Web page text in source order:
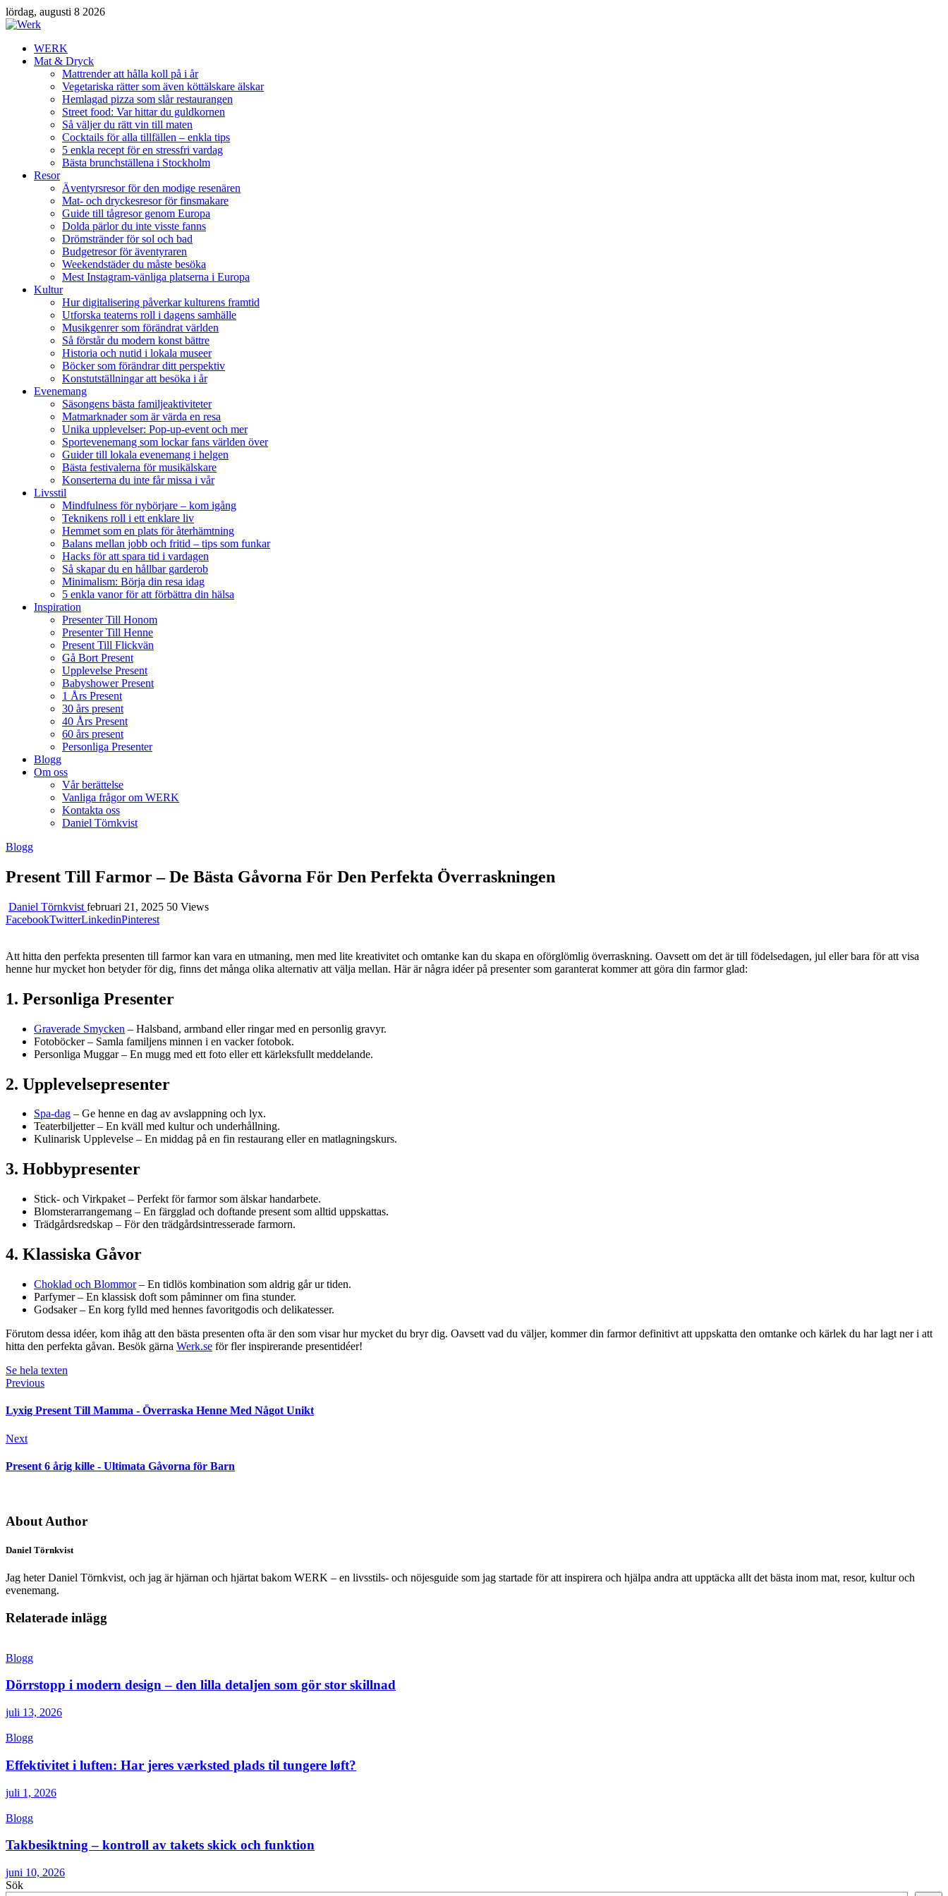
lördag, augusti 8 2026
WERK
Mat & Dryck
Mattrender att hålla koll på i år
Vegetariska rätter som även köttälskare älskar
Hemlagad pizza som slår restaurangen
Street food: Var hittar du guldkornen
Så väljer du rätt vin till maten
Cocktails för alla tillfällen – enkla tips
5 enkla recept för en stressfri vardag
Bästa brunchställena i Stockholm
Resor
Äventyrsresor för den modige resenären
Mat- och dryckesresor för finsmakare
Guide till tågresor genom Europa
Dolda pärlor du inte visste fanns
Drömstränder för sol och bad
Budgetresor för äventyraren
Weekendstäder du måste besöka
Mest Instagram-vänliga platserna i Europa
Kultur
Hur digitalisering påverkar kulturens framtid
Utforska teaterns roll i dagens samhälle
Musikgenrer som förändrat världen
Så förstår du modern konst bättre
Historia och nutid i lokala museer
Böcker som förändrar ditt perspektiv
Konstutställningar att besöka i år
Evenemang
Säsongens bästa familjeaktiviteter
Matmarknader som är värda en resa
Unika upplevelser: Pop-up-event och mer
Sportevenemang som lockar fans världen över
Guider till lokala evenemang i helgen
Bästa festivalerna för musikälskare
Konserterna du inte får missa i vår
Livsstil
Mindfulness för nybörjare – kom igång
Teknikens roll i ett enklare liv
Hemmet som en plats för återhämtning
Balans mellan jobb och fritid – tips som funkar
Hacks för att spara tid i vardagen
Så skapar du en hållbar garderob
Minimalism: Börja din resa idag
5 enkla vanor för att förbättra din hälsa
Inspiration
Presenter Till Honom
Presenter Till Henne
Present Till Flickvän
Gå Bort Present
Upplevelse Present
Babyshower Present
1 Års Present
30 års present
40 Års Present
60 års present
Personliga Presenter
Blogg
Om oss
Vår berättelse
Vanliga frågor om WERK
Kontakta oss
Daniel Törnkvist
Blogg
Present Till Farmor – De Bästa Gåvorna För Den Perfekta Överraskningen
Daniel Törnkvist februari 21, 2025 50 Views
FacebookTwitterLinkedinPinterest
Att hitta den perfekta presenten till farmor kan vara en utmaning, men med lite kreativitet och omtanke kan du skapa en oförglömlig överraskning. Oavsett om det är till födelsedagen, jul eller bara för att visa
henne hur mycket hon betyder för dig, finns det många olika alternativ att välja mellan. Här är några idéer på presenter som garanterat kommer att göra din farmor glad:
1. Personliga Presenter
Graverade Smycken – Halsband, armband eller ringar med en personlig gravyr.
Fotoböcker – Samla familjens minnen i en vacker fotobok.
Personliga Muggar – En mugg med ett foto eller ett kärleksfullt meddelande.
2. Upplevelsepresenter
Spa-dag – Ge henne en dag av avslappning och lyx.
Teaterbiljetter – En kväll med kultur och underhållning.
Kulinarisk Upplevelse – En middag på en fin restaurang eller en matlagningskurs.
3. Hobbypresenter
Stick- och Virkpaket – Perfekt för farmor som älskar handarbete.
Blomsterarrangemang – En färgglad och doftande present som alltid uppskattas.
Trädgårdsredskap – För den trädgårdsintresserade farmorn.
4. Klassiska Gåvor
Choklad och Blommor– En tidlös kombination som aldrig går ur tiden.
Parfymer – En klassisk doft som påminner om fina stunder.
Godsaker – En korg fylld med hennes favoritgodis och delikatesser.
Förutom dessa idéer, kom ihåg att den bästa presenten ofta är den som visar hur mycket du bryr dig. Oavsett vad du väljer, kommer din farmor definitivt att uppskatta den omtanke och kärlek du har lagt ner i att
hitta den perfekta gåvan. Besök gärna Werk.se för fler inspirerande presentidéer!
Se hela texten
Previous
Lyxig Present Till Mamma - Överraska Henne Med Något Unikt
Next
Present 6 årig kille - Ultimata Gåvorna för Barn
About Author
Daniel Törnkvist
Jag heter Daniel Törnkvist, och jag är hjärnan och hjärtat bakom WERK – en livsstils- och nöjesguide som jag startade för att inspirera och hjälpa andra att upptäcka allt det bästa inom mat, resor, kultur och
evenemang.
Relaterade inlägg
Blogg
Dörrstopp i modern design – den lilla detaljen som gör stor skillnad
juli 13, 2026
Blogg
Effektivitet i luften: Har jeres værksted plads til tungere løft?
juli 1, 2026
Blogg
Takbesiktning – kontroll av takets skick och funktion
juni 10, 2026
Sök